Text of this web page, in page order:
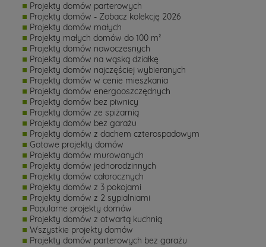
Projekty domów parterowych
Projekty domów - Zobacz kolekcję 2026
Projekty domów małych
Projekty małych domów do 100 m²
Projekty domów nowoczesnych
Projekty domów na wąską działkę
Projekty domów najczęściej wybieranych
Projekty domów w cenie mieszkania
Projekty domów energooszczędnych
Projekty domów bez piwnicy
Projekty domów ze spiżarnią
Projekty domów bez garażu
Projekty domów z dachem czterospadowym
Gotowe projekty domów
Projekty domów murowanych
Projekty domów jednorodzinnych
Projekty domów całorocznych
Projekty domów z 3 pokojami
Projekty domów z 2 sypialniami
Popularne projekty domów
Projekty domów z otwartą kuchnią
Wszystkie projekty domów
Projekty domów parterowych bez garażu